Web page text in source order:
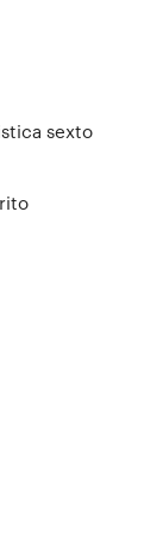
sexto